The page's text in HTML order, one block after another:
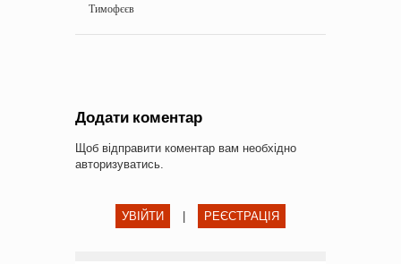
Тимофєєв
Додати коментар
Щоб відправити коментар вам необхідно
авторизуватись.
УВІЙТИ РЕЄСТРАЦІЯ